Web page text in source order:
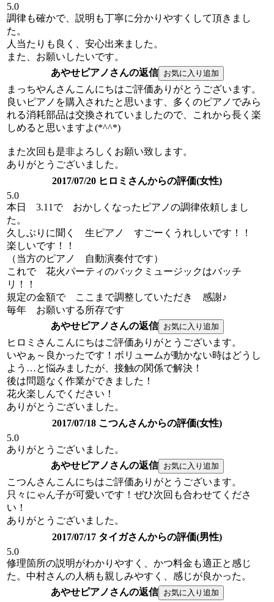
5.0
調律も確かで、説明も丁寧に分かりやすくして頂きまし
た。
人当たりも良く、安心出来ました。
また、お願いしたいです。
あやせピアノさんの返信
まっちやんさんこんにちはご評価ありがとうございます。
良いピアノを購入されたと思います、多くのピアノでみら
れる消耗部品は交換されていましたので、これから長く楽
しめると思いますよ(*^^*)
また次回も是非よろしくお願い致します。
ありがとうございました。
2017/07/20 ヒロミさんからの評価(女性)
5.0
本日 3.11で おかしくなったピアノの調律依頼しまし
た。
久しぶりに聞く 生ピアノ すごーくうれしいです！！
楽しいです！！
（当方のピアノ 自動演奏付です）
これで 花火パーティのバックミュージックはバッチ
リ！！
規定の金額で ここまで調整していただき 感謝♪
毎年 お願いする所存です
あやせピアノさんの返信
ヒロミさんこんにちはご評価ありがとうございます。
いやぁ～良かったです！ボリュームが動かない時はどうし
よう…と悩みましたが、接触の関係で解決！
後は問題なく作業ができました！
花火楽しんでください！
ありがとうございました。
2017/07/18 こつんさんからの評価(女性)
5.0
ありがとうございました。
あやせピアノさんの返信
こつんさんこんにちはご評価ありがとうございます。
只々にゃん子が可愛いです！ぜひ次回も合わせてくださ
い！
ありがとうございました。
2017/07/17 タイガさんからの評価(男性)
5.0
修理箇所の説明がわかりやすく、かつ料金も適正と感じ
た。中村さんの人柄も親しみやすく、感じが良かった。
あやせピアノさんの返信